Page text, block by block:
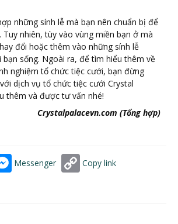
những sính lễ mà bạn nên chuẩn bị để
Tuy nhiên, tùy vào vùng miền bạn ở mà
đổi hoặc thêm vào những sính lễ
sống. Ngoài ra, để tìm hiểu thêm về
nghiệm tổ chức tiệc cưới, bạn đừng
dịch vụ tổ chức tiệc cưới Crystal
thêm và được tư vấn nhé!
Crystalpalacevn.com (Tổng hợp)
Messenger Copy link